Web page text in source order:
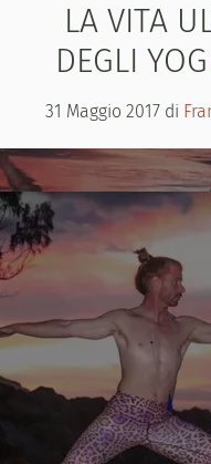
LA VITA
DEGLI
31 Maggio 2017di